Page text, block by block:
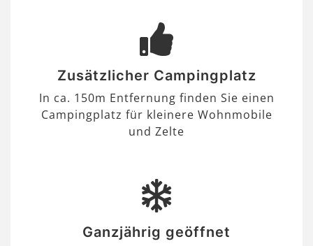
Zusätzlicher Campingplatz
In ca. 150m Entfernung finden Sie einen
Campingplatz für kleinere Wohnmobile
und Zelte
Ganzjährig geöffnet